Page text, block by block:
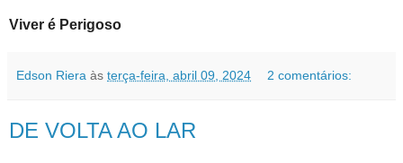
Viver é Perigoso
Edson Riera às terça-feira, abril 09, 2024 2 comentários:
DE VOLTA AO LAR